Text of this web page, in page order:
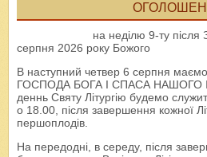
на неділю 9-ту після
серпня 2026 року Божого
В наступний четвер 6 серпня
ГОСПОДА БОГА І СПАСА НАШОГО
деннь Святу Літургію будемо
о 18.00, після завершення кожної
першоплодів.
На передодні, в середу, після